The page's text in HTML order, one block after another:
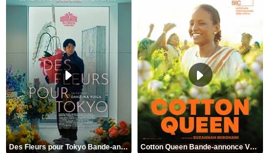
Des Fleurs pour Tokyo Bande-annonce VO STFR Cotton Queen Bande-annonce VO STFR